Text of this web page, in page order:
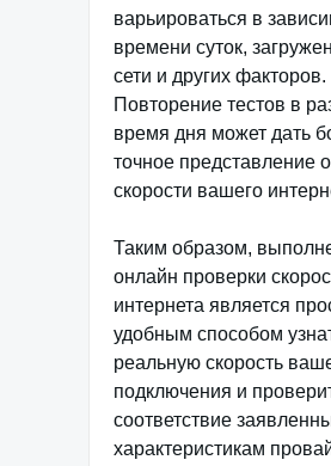
варьироваться в
времени суток,
сети и других факторов.
Повторение тестов в
время дня может дать
точное представление
скорости вашего
Таким образом,
онлайн проверки
интернета является
удобным способом
реальную скорость
подключения и
соответствие
характеристикам